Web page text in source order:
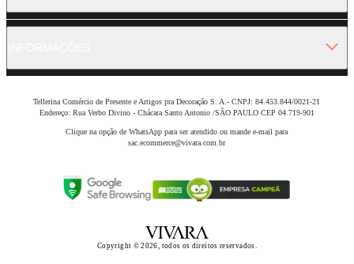
Tellerina Comércio de Presente e Artigos pra Decoração S. A.- CNPJ: 84.453.844/0021-21
Endereço: Rua Verbo Divino - Chácara Santo Antonio /SÃO PAULO CEP 04.719-901
Clique na opção de WhatsApp para ser atendido ou mande e-mail para
sac.ecommerce@vivara.com.br
Copyright © 2026, todos os direitos reservados.